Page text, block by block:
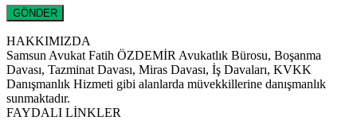
HAKKIMIZDA
Samsun Avukat Fatih ÖZDEMİR Avukatlık Bürosu, Boşanma
Davası, Tazminat Davası, Miras Davası, İş Davaları, KVKK
Danışmanlık Hizmeti gibi alanlarda müvekkillerine danışmanlık
sunmaktadır.
FAYDALI LİNKLER